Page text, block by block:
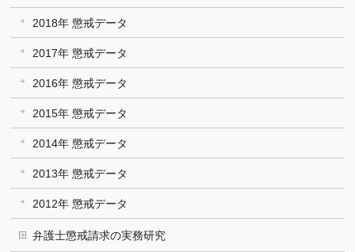
2018年 懲戒データ
2017年 懲戒データ
2016年 懲戒データ
2015年 懲戒データ
2014年 懲戒データ
2013年 懲戒データ
2012年 懲戒データ
弁護士懲戒請求の実務研究